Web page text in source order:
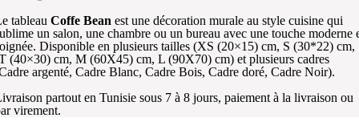
tableau Coffe Bean est une décoration murale au style cuisine qui
un salon, une chambre ou un bureau avec une touche moderne
Disponible en plusieurs tailles (XS (20×15) cm, S (30*22) cm,
(40×30) cm, M (60X45) cm, L (90X70) cm) et plusieurs cadres
argenté, Cadre Blanc, Cadre Bois, Cadre doré, Cadre Noir).
partout en Tunisie sous 7 à 8 jours, paiement à la livraison ou
virement.